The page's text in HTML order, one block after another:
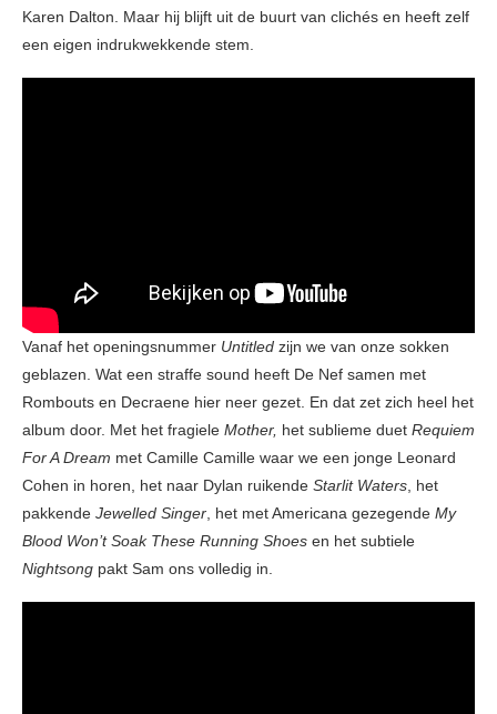
Karen Dalton. Maar hij blijft uit de buurt van clichés en heeft zelf
een eigen indrukwekkende stem.
Vanaf het openingsnummer Untitled zijn we van onze sokken
geblazen. Wat een straffe sound heeft De Nef samen met
Rombouts en Decraene hier neer gezet. En dat zet zich heel het
album door. Met het fragiele Mother, het sublieme duet Requiem
For A Dream met Camille Camille waar we een jonge Leonard
Cohen in horen, het naar Dylan ruikende Starlit Waters , het
pakkende Jewelled Singer , het met Americana gezegende My
Blood Won’t Soak These Running Shoes en het subtiele
Nightsong pakt Sam ons volledig in.